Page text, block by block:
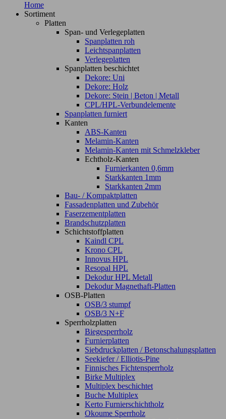
Home
Sortiment
Platten
Span- und Verlegeplatten
Spanplatten roh
Leichtspanplatten
Verlegeplatten
Spanplatten beschichtet
Dekore: Uni
Dekore: Holz
Dekore: Stein | Beton | Metall
CPL/HPL-Verbundelemente
Spanplatten furniert
Kanten
ABS-Kanten
Melamin-Kanten
Melamin-Kanten mit Schmelzkleber
Echtholz-Kanten
Furnierkanten 0,6mm
Starkkanten 1mm
Starkkanten 2mm
Bau- / Kompaktplatten
Fassadenplatten und Zubehör
Faserzementplatten
Brandschutzplatten
Schichtstoffplatten
Kaindl CPL
Krono CPL
Innovus HPL
Resopal HPL
Dekodur HPL Metall
Dekodur Magnethaft-Platten
OSB-Platten
OSB/3 stumpf
OSB/3 N+F
Sperrholzplatten
Biegesperrholz
Furnierplatten
Siebdruckplatten / Betonschalungsplatten
Seekiefer / Elliotis-Pine
Finnisches Fichtensperrholz
Birke Multiplex
Multiplex beschichtet
Buche Multiplex
Kerto Furnierschichtholz
Okoume Sperrholz